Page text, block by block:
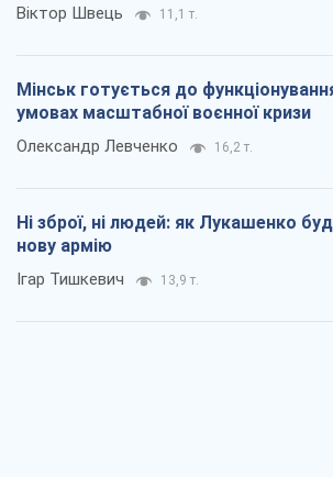
Віктор Швець 11,1 т.
Мінськ готується до
умовах масштабної воєнної кризи
Олександр Левченко 16,2 т.
Ні зброї, ні людей: як Лукашенко
нову армію
Ігар Тишкевич 13,9 т.